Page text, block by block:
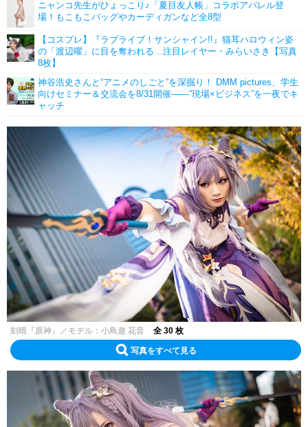
ニャンコ先生がひょっこり♪「夏目友人帳」コラボアパレル登
場！もこもこバッグやカーディガンなど全8型
【コスプレ】『ラブライブ！サンシャイン!!』猫耳ハロウィン姿
の「渡辺曜」に目を奪われる…注目レイヤー・みらいさき【写真
8枚】
神谷浩史さんと“アニメのしごと”を深掘り！ DMM pictures、学生
向けセミナー＆交流会を8/31開催――“現場×ビジネス”を一夜でキ
ャッチ
刻晴『原神』／モデル：小鳥遊 花音 全 30 枚
写真をすべて見る